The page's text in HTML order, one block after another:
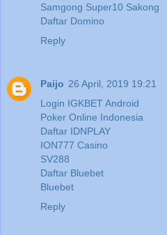
Samgong Super10 Sakong
Daftar Domino
Reply
Paijo 26 April, 2019 19:21
Login IGKBET Android
Poker Online Indonesia
Daftar IDNPLAY
ION777 Casino
SV288
Daftar Bluebet
Bluebet
Reply